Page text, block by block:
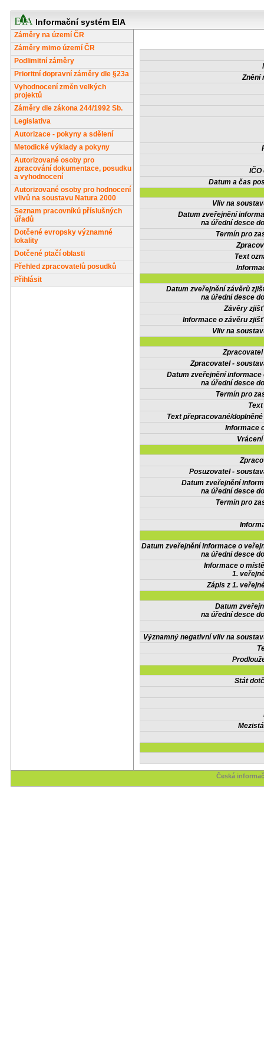
Informační systém EIA
Záměry na území ČR
Záměry mimo území ČR
Podlimitní záměry
Prioritní dopravní záměry dle §23a
Vyhodnocení změn velkých
projektů
Záměry dle zákona 244/1992 Sb.
Legislativa
Autorizace - pokyny a sdělení
Metodické výklady a pokyny
Autorizované osoby pro
zpracování dokumentace, posudku
a vyhodnocení
Autorizované osoby pro hodnocení
vlivů na soustavu Natura 2000
Seznam pracovníků příslušných
úřadů
Dotčené evropsky významné
lokality
Dotčené ptačí oblasti
Přehled zpracovatelů posudků
Přihlásit
Znění
IČO
Datum a čas
Vliv na
Datum zveřejnění
na úřední desce
Termín pro
Text
Datum zveřejnění závěrů
na úřední desce
Závěry
Informace o závěru
Vliv na
Zpracovatel -
Datum zveřejnění informace
na úřední desce
Termín pro
Text přepracované/
Informace
Posuzovatel -
Datum zveřejnění
na úřední desce
Termín pro
Datum zveřejnění informace o
na úřední desce
Informace o
1.
Zápis z 1.
Datum
na úřední desce
Významný negativní vliv na
Stát
Česká